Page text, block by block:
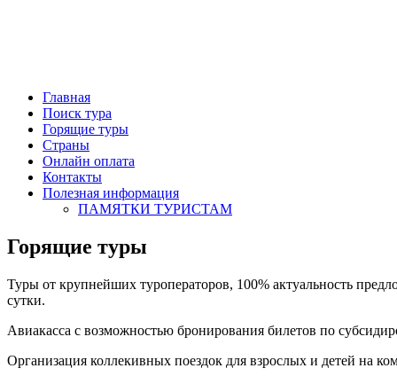
Главная
Поиск тура
Горящие туры
Страны
Онлайн оплата
Контакты
Полезная информация
ПАМЯТКИ ТУРИСТАМ
Горящие туры
Туры от крупнейших туроператоров, 100% актуальность
сутки.
Авиакасса с возможностью бронирования билетов по
Организация коллекивных поездок для взрослых и детей на